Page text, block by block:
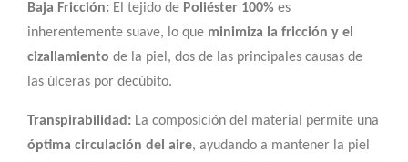
Baja Fricción: El tejido de Poliéster 100% es
inherentemente suave, lo que minimiza la fricción y el
cizallamiento de la piel, dos de las principales causas de
las úlceras por decúbito.
Transpirabilidad: La composición del material permite una
óptima circulación del aire, ayudando a mantener la piel